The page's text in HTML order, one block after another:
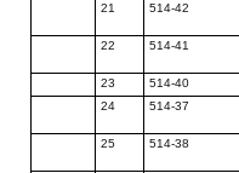
21
514-42
22 514-41
23 514-40
24
514-37
25 514-38